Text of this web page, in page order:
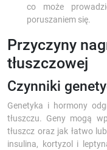
co może
poruszaniem się.
Przyczyny
tłuszczowej
Czynniki
Genetyka i hormony
tłuszczu. Geny mogą
tłuszcz oraz jak łatwo
insulina, kortyzol i